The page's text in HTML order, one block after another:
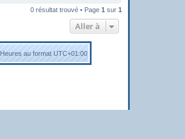
0 résultat trouvé • Page 1 sur 1
Aller à
Heures au formatUTC+01:00